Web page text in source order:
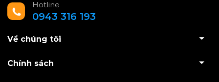
Hotline
0943 316 193
Về chúng tôi
Chính sách